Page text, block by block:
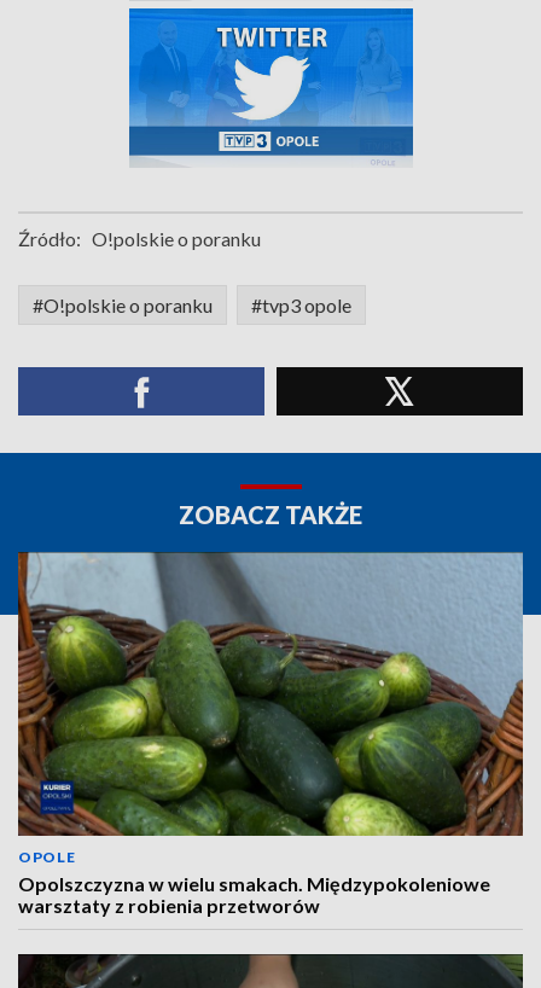
Źródło: O!polskie o poranku
#O!polskie o poranku #tvp3 opole
ZOBACZ TAKŻE
OPOLE
Opolszczyzna w wielu smakach. Międzypokoleniowe
warsztaty z robienia przetworów